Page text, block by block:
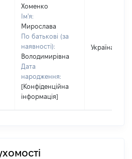
Хоменко
Ім'я:
Мирослава
По батькові (за
наявності):
Володимирівна
Дата
народження:
[Конфіденційна
інформація]
Україна